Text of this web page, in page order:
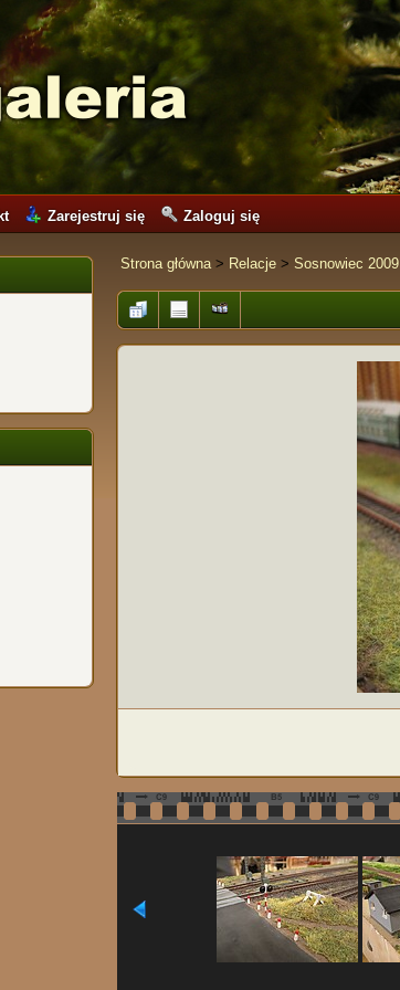
Zarejestruj się Zaloguj się
Strona główna> Relacje >Sosnowiec 2009